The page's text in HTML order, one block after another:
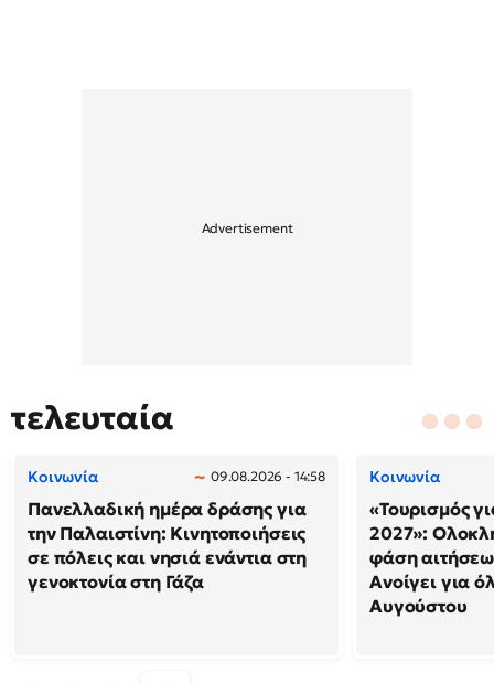
τελευταία
Κοινωνία 09.08.2026 - 14:58
Πανελλαδική ημέρα δράσης για
την Παλαιστίνη: Κινητοποιήσεις
σε πόλεις και νησιά ενάντια στη
γενοκτονία στη Γάζα
Κοινωνία
«Τουρισμός
2027»:
φάση
Ανοίγει για
Αυγούστου